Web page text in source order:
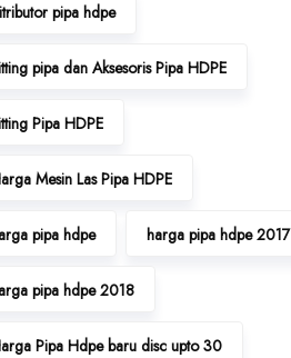
pipa hdpe
pipa dan Aksesoris Pipa HDPE
Pipa HDPE
Mesin Las Pipa HDPE
pipa hdpe harga pipa hdpe 2017
pipa hdpe 2018
Pipa Hdpe baru disc upto 30